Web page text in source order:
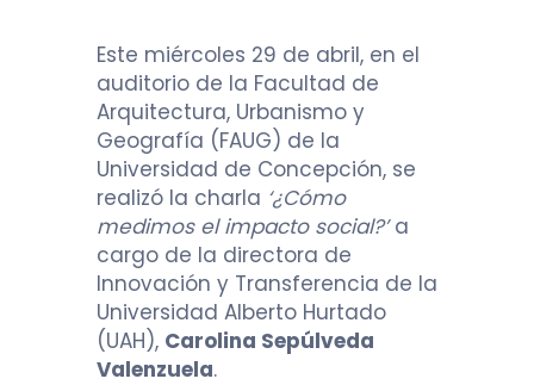
Este miércoles 29 de abril, en el
auditorio de la Facultad de
Arquitectura, Urbanismo y
Geografía (FAUG) de la
Universidad de Concepción, se
realizó la charla ‘¿Cómo
medimos el impacto social?’a
cargo de la directora de
Innovación y Transferencia de la
Universidad Alberto Hurtado
(UAH), Carolina Sepúlveda
Valenzuela.